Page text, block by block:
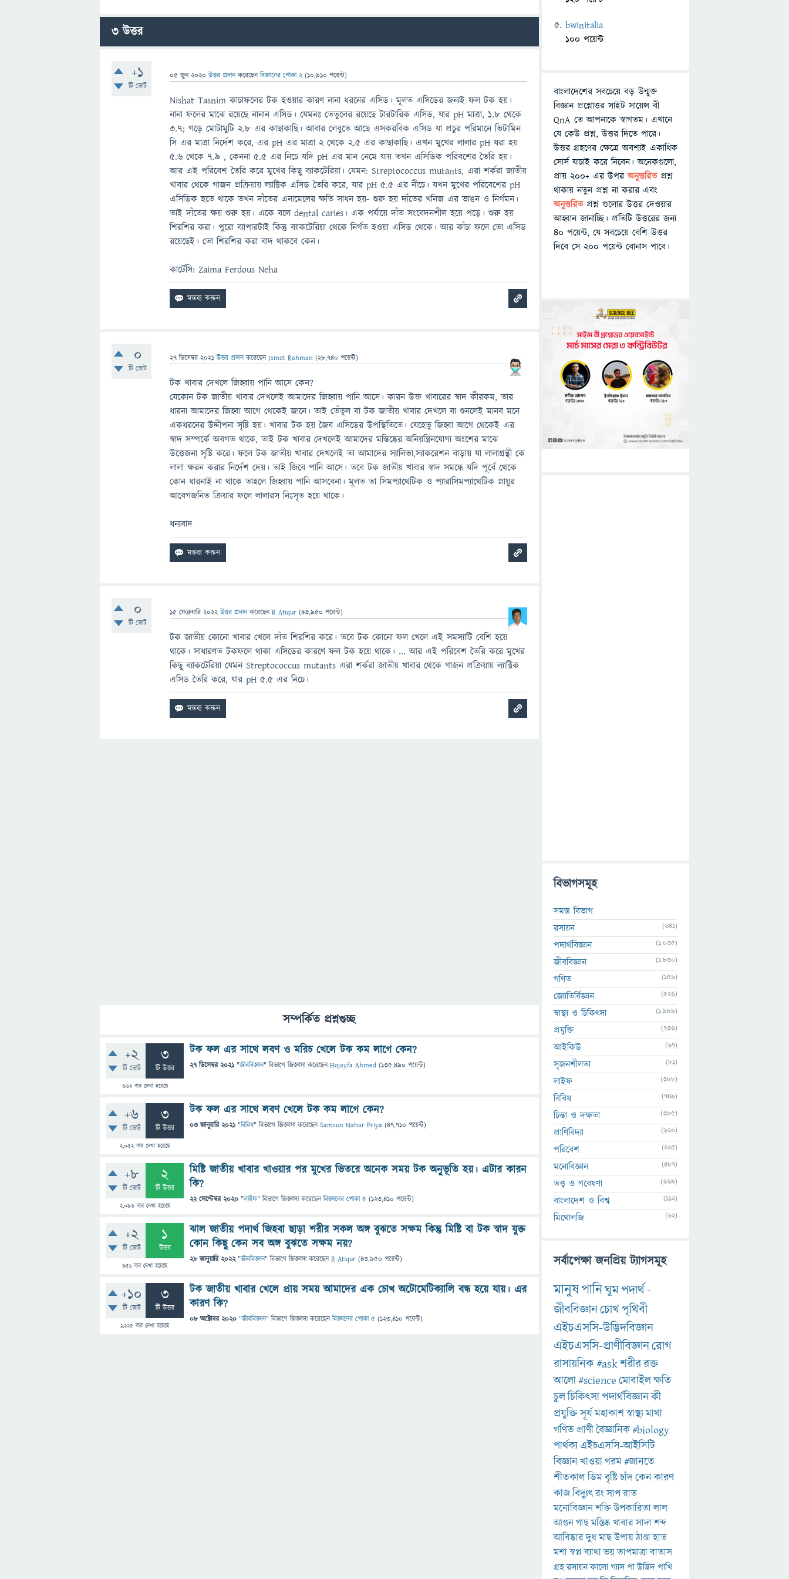
3উত্তর
+1
টি ভোট
05 জুন 2020 উত্তর প্রদান করেছেনবিজ্ঞানের পোকা 2 (10,910 পয়েন্ট)
Nishat Tasnim কাচাফলের টক হওয়ার কারণ নানা ধরনের এসিড। মূলত এসিডের জন্যই ফল টক হয়।
নানা ফলের মাঝে রয়েছে নানান এসিড। যেমনঃ তেতুলের রয়েছে টারটারিক এসিড, যার pH মাত্রা, ১.৮ থেকে
৩.৭; গড়ে মোটামুটি ২.৮ এর কাছাকাছি। আবার লেবুতে আছে এসকরবিক এসিড যা প্রচুর পরিমানে ভিটামিন
সি এর মাত্রা নির্দেশ করে, এর pH এর মাত্রা ২ থেকে ২.৫ এর কাছাকাছি। এখন মুখের লালার pH ধরা হয়
৫.৬ থেকে ৭.৯ , কেননা ৫.৫ এর নিচে যদি pH এর মান নেমে যায় তখন এসিডিক পরিবশের তৈরি হয়।
আর এই পরিবেশ তৈরি করে মুখের কিছু ব্যাকটেরিয়া। যেমন: Streptococcus mutants, এরা শর্করা জাতীয়
খাবার থেকে গাজন প্রক্রিয়ায় ল্যাক্টিক এসিড তৈরি করে, যার pH ৫.৫ এর নীচে। যখন মুখের পরিবেশের pH
এসিডিক হতে থাকে তখন দাঁতের এনামেলের ক্ষতি সাধন হয়- শুরু হয় দাঁতের খনিজ এর ভাঙন ও নির্গমন।
তাই দাঁতের ক্ষয় শুরু হয়। একে বলে dental caries। এক পর্যায়ে দাঁত সংবেদনশীল হয়ে পড়ে। শুরু হয়
শিরশির করা। পুরো ব্যাপারটাই কিন্তু ব্যাকটেরিয়া থেকে নির্গত হওয়া এসিড থেকে। আর কাঁচা ফলে তো এসিড
রয়েছেই। তো শিরশির করা বাদ থাকবে কেন।
কার্টেসি: Zaima Ferdous Neha
0
টি ভোট
27 ডিসেম্বর 2021 উত্তর প্রদান করেছেনIsmot Rahman (28,740 পয়েন্ট)
টক খাবার দেখলে জিহ্বায় পানি আসে কেন?
যেকোন টক জাতীয় খাবার দেখলেই আমাদের জিহ্বায় পানি আসে। কারন উক্ত খাবারের স্বাদ কীরকম, তার
ধারনা আমাদের জিহ্বা আগে থেকেই জানে। তাই তেঁতুল বা টক জাতীয় খাবার দেখলে বা শুনলেই মানব মনে
একধরনের উদ্দীপনা সৃষ্টি হয়। খাবার টক হয় জৈব এসিডের উপস্থিতিতে। যেহেতু জিহ্বা আগে থেকেই এর
স্বাদ সম্পর্কে অবগত থাকে, তাই টক খাবার দেখলেই আমাদের মস্তিষ্কের অনিয়ন্ত্রিনযোগ্য অংশের মাঝে
উত্তেজনা সৃষ্টি করে। ফলে টক জাতীয় খাবার দেখলেই তা আমাদের স্যালিভা,স্যাকরেশন বাড়ায় যা লালাগ্রন্থী কে
লালা ক্ষরন করার নির্দেশ দেয়। তাই জিবে পানি আসে। তবে টক জাতীয় খাবার স্বাদ সমন্ধে যদি পূর্বে থেকে
কোন ধারনাই না থাকে তাহলে জিহ্বায় পানি আসবেনা। মূলত তা সিমপ্যাথেটিক ও প্যারাসিমপ্যাথেটিক স্নায়ুর
আবেগজনিত ক্রিয়ার ফলে লালারস নিঃসৃত হয়ে থাকে।
ধন্যবাদ
0
টি ভোট
15 ফেব্রুয়ারি 2022 উত্তর প্রদান করেছেনR Atiqur (43,950 পয়েন্ট)
টক জাতীয় কোনো খাবার খেলে দাঁত শিরশির করে। তবে টক কোনো ফল খেলে এই সমস্যাটি বেশি হয়ে
থাকে। সাধারণত টকফলে থাকা এসিডের কারণে ফল টক হয়ে থাকে। ... আর এই পরিবেশ তৈরি করে মুখের
কিছু ব্যাকটেরিয়া যেমন Streptococcus mutants এরা শর্করা জাতীয় খাবার থেকে গাজন প্রক্রিয়ায় ল্যাক্টিক
এসিড তৈরি করে, যার pH ৫.৫ এর নিচে।
সম্পর্কিত প্রশ্নগুচ্ছ
+2
টি ভোট
3
টি উত্তর
662বার দেখা হয়েছে
টক ফল এর সাথে লবণ ও মরিচ খেলে টক কম লাগে কেন?
27 ডিসেম্বর 2021 "জীববিজ্ঞান" বিভাগে জিজ্ঞাসাকরেছেনHojayfa Ahmed (135,490 পয়েন্ট)
+6
টি ভোট
3
টি উত্তর
2,052বার দেখা হয়েছে
টক ফল এর সাথে লবণ খেলে টক কম লাগে কেন?
03 জানুয়ারি 2021 "বিবিধ" বিভাগে জিজ্ঞাসাকরেছেনSamsun Nahar Priya (47,710 পয়েন্ট)
+8
টি ভোট
2
টি উত্তর
2,096বার দেখা হয়েছে
মিষ্টি জাতীয় খাবার খাওয়ার পর মুখের ভিতরে অনেক সময় টক অনুভূতি হয়। এটার কারন
কি?
22 সেপ্টেম্বর 2020 "লাইফ" বিভাগে জিজ্ঞাসাকরেছেনবিজ্ঞানের পোকা ৫ (123,410 পয়েন্ট)
+2
টি ভোট
1
উত্তর
651 বার দেখা হয়েছে
ঝাল জাতীয় পদার্থ জিহবা ছাড়া শরীর সকল অঙ্গ বুঝতে সক্ষম কিন্তু মিষ্টি বা টক স্বাদ যুক্ত
কোন কিছু কেন সব অঙ্গ বুঝতে সক্ষম নয়?
28 জানুয়ারি 2022 "জীববিজ্ঞান" বিভাগে জিজ্ঞাসাকরেছেনR Atiqur (43,950 পয়েন্ট)
+10
টি ভোট
3
টি উত্তর
1,225 বার দেখা হয়েছে
টক জাতীয় খাবার খেলে প্রায় সময় আমাদের এক চোখ অটোমেটিক্যালি বন্ধ হয়ে যায়। এর
কারণ কি?
08 অক্টোবর 2020 "জীববিজ্ঞান" বিভাগে জিজ্ঞাসাকরেছেনবিজ্ঞানের পোকা ৫ (123,410 পয়েন্ট)
bwinitalia
100 পয়েন্ট
বাংলাদেশের সবচেয়ে বড় উন্মুক্ত
বিজ্ঞান প্রশ্নোত্তর সাইট সায়েন্স বী
QnA তে আপনাকে স্বাগতম। এখানে
যে কেউ প্রশ্ন, উত্তর দিতে পারে।
উত্তর গ্রহণের ক্ষেত্রে অবশ্যই একাধিক
সোর্স যাচাই করে নিবেন। অনেকগুলো,
প্রায় ২০০+ এর উপরঅনুত্তরিতপ্রশ্ন
থাকায় নতুন প্রশ্ন না করার এবং
অনুত্তরিত প্রশ্ন গুলোর উত্তর দেওয়ার
আহ্বান জানাচ্ছি। প্রতিটি উত্তরের জন্য
৪০ পয়েন্ট, যে সবচেয়ে বেশি উত্তর
দিবে সে ২০০ পয়েন্ট বোনাস পাবে।
বিভাগসমূহ
সমস্ত বিভাগ
রসায়ন
(641)
পদার্থবিজ্ঞান (1,035)
জীববিজ্ঞান (1,830)
গণিত (159)
জ্যোতির্বিজ্ঞান (526)
স্বাস্থ্য ও চিকিৎসা (1,989)
প্রযুক্তি (736)
আইকিউ (67)
সৃজনশীলতা (81)
লাইফ (388)
বিবিধ (749)
চিন্তা ও দক্ষতা (385)
প্রাণিবিদ্যা (620)
পরিবেশ (225)
মনোবিজ্ঞান (487)
তত্ত্ব ও গবেষণা (669)
বাংলাদেশ ও বিশ্ব (112)
মিথোলজি (62)
সর্বাপেক্ষা জনপ্রিয় ট্যাগসমূহ
মানুষপানিঘুমপদার্থ-
জীববিজ্ঞানচোখপৃথিবী
এইচএসসি-উদ্ভিদবিজ্ঞান
এইচএসসি-প্রাণীবিজ্ঞানরোগ
রাসায়নিক#askশরীররক্ত
আলো#scienceমোবাইলক্ষতি
চুলচিকিৎসাপদার্থবিজ্ঞানকী
প্রযুক্তিসূর্যমহাকাশস্বাস্থ্যমাথা
গণিত প্রাণীবৈজ্ঞানিক#biology
পার্থক্য এইচএসসি-আইসিটি
বিজ্ঞানখাওয়াগরম#জানতে
শীতকালডিমবৃষ্টিচাঁদকেনকারণ
কাজবিদ্যুৎরংসাপরাত
মনোবিজ্ঞানশক্তিউপকারিতালাল
আগুনগাছমস্তিষ্কখাবারসাদাশব্দ
আবিষ্কারদুধমাছউপায়ঠাণ্ডাহাত
মশাস্বপ্নব্যাথাভয়তাপমাত্রাবাতাস
গ্রহরসায়নকালোগ্যাসপাউদ্ভিদপাখি